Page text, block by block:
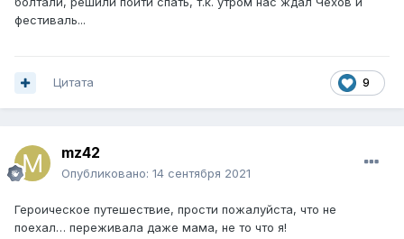
фестиваль...
9
Цитата
mz42
Опубликовано: 14 сентября 2021
Героическое путешествие, прости пожалуйста, что не
поехал… переживала даже мама, не то что я!